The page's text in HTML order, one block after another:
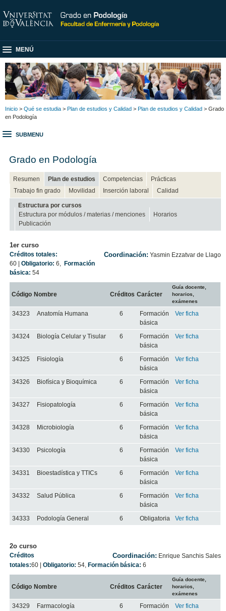
MENÚ
Inicio > Qué se estudia > Plan de estudios y Calidad > Plan de estudios y Calidad > Grado
en Podología
SUBMENU
Grado en Podología
Resumen Plan de estudios Competencias
Prácticas
Trabajo fin grado
Movilidad Inserción laboral Calidad
Estructura por cursos
Estructura por módulos / materias / menciones
Horarios
Publicación
1er curso
Coordinación: Yasmin Ezzatvar de Llago
Créditos totales:
60 |Obligatorio: 6, Formación
básica: 54
Código Nombre Créditos Carácter
Guía docente,
horarios,
exámenes
34323 Anatomía Humana 6
Formación
básica
Ver ficha
34324 Biología Celular y Tisular 6
Formación
básica
Ver ficha
34325 Fisiología 6
Formación
básica
Ver ficha
34326 Biofísica y Bioquímica 6
Formación
básica
Ver ficha
34327 Fisiopatología 6
Formación
básica
Ver ficha
34328 Microbiología 6
Formación
básica
Ver ficha
34330 Psicología 6
Formación
básica
Ver ficha
34331 Bioestadística y TTICs 6
Formación
básica
Ver ficha
34332 Salud Pública 6
Formación
básica
Ver ficha
34333 Podología General 6 Obligatoria Ver ficha
2o curso
Coordinación: Enrique Sanchis Sales
Créditos
totales:60 |Obligatorio: 54, Formación básica: 6
Código Nombre Créditos Carácter
Guía docente,
horarios,
exámenes
34329 Farmacología 6
Formación
Ver ficha